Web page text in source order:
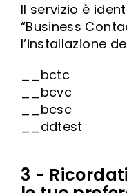
Il servizio è
“Business
l’installazione
__bctc
__bcvc
__bcsc
__ddtest
3 -